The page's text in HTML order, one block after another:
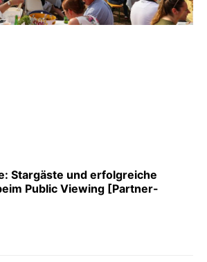
Stargäste und erfolgreiche
Public Viewing [Partner-